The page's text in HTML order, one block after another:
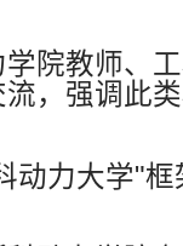
院教师、
，强调此
动力大学"框